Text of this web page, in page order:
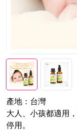
產地：台灣
大人、小孩都適用，
停用。